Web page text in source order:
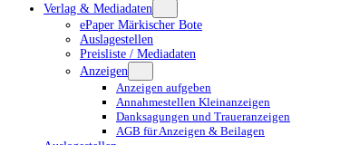
Verlag & Mediadaten
ePaper Märkischer Bote
Auslagestellen
Preisliste / Mediadaten
Anzeigen
Anzeigen aufgeben
Annahmestellen Kleinanzeigen
Danksagungen und Traueranzeigen
AGB für Anzeigen & Beilagen